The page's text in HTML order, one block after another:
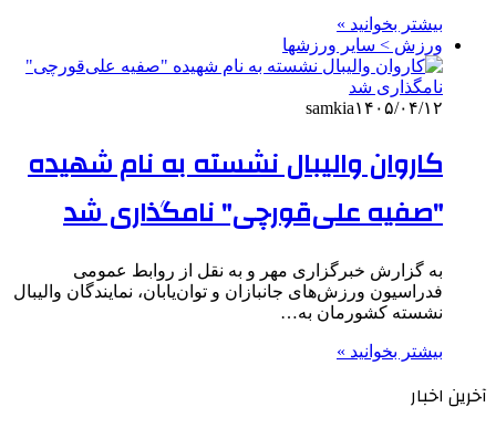
بیشتر بخوانید »
ورزش > سایر ورزشها
samkia۱۴۰۵/۰۴/۱۲
کاروان والیبال نشسته به نام شهیده
"صفیه علی‌قورچی" نامگذاری شد
به گزارش خبرگزاری مهر و به نقل از روابط عمومی
فدراسیون ورزش‌های جانبازان و توان‌یابان، نمایندگان والیبال
نشسته کشورمان به…
بیشتر بخوانید »
آخرین اخبار